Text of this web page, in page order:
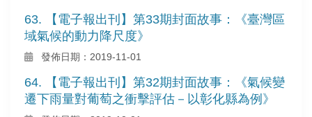
63. 【電子報出刊】第33期封面故事：《臺灣區
域氣候的動力降尺度》
發佈日期：2019-11-01
64. 【電子報出刊】第32期封面故事：《氣候變
遷下雨量對葡萄之衝擊評估－以彰化縣為例》